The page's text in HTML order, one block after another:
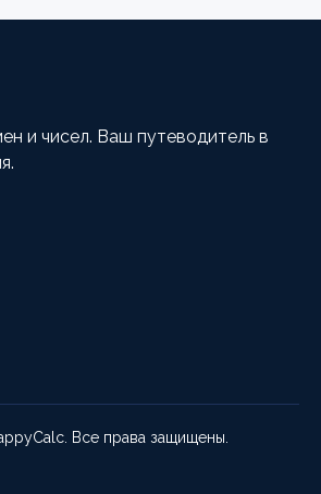
и чисел. Ваш путеводитель в
Все права защищены.